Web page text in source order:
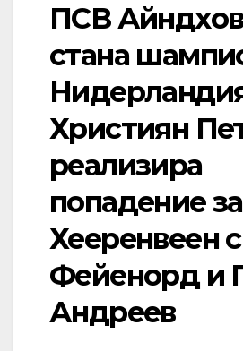
ПСВ
стана
Християн
реализира
попадение за
Хееренвеен
Фейенорд и
Андреев